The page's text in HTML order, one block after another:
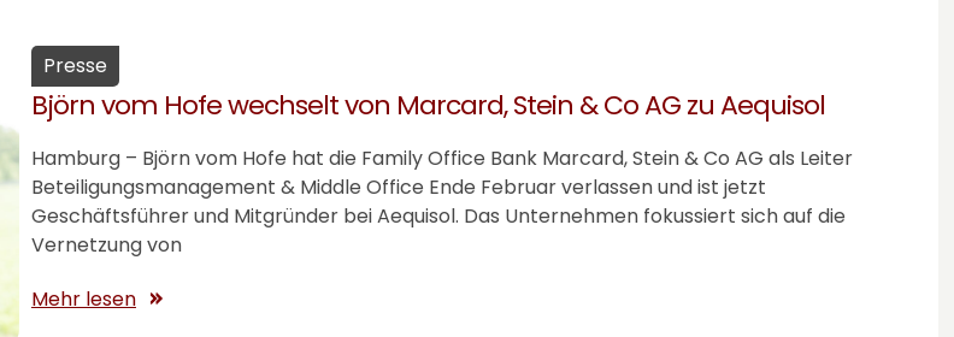
Presse
Björn vom Hofe wechselt von Marcard, Stein & Co AG zu Aequisol
Hamburg – Björn vom Hofe hat die Family Office Bank Marcard, Stein & Co AG als Leiter
Beteiligungsmanagement & Middle Office Ende Februar verlassen und ist jetzt
Geschäftsführer und Mitgründer bei Aequisol. Das Unternehmen fokussiert sich auf die
Vernetzung von
Mehr lesen